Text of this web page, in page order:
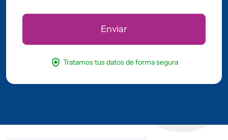
health_and_safety Tratamos tus datos de forma segura